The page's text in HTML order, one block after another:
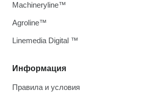
Информация
Правила и условия
Machineryline™
Agroline™
Linemedia Digital ™